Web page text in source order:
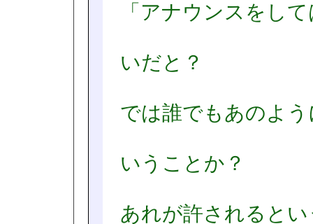
「アナウンスをし
いだと？
では誰でもあのよ
いうことか？
あれが許されると